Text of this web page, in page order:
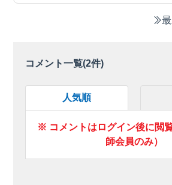
コメント一覧(2件)
人気順
※ コメントはログイン後に閲
師会員のみ）